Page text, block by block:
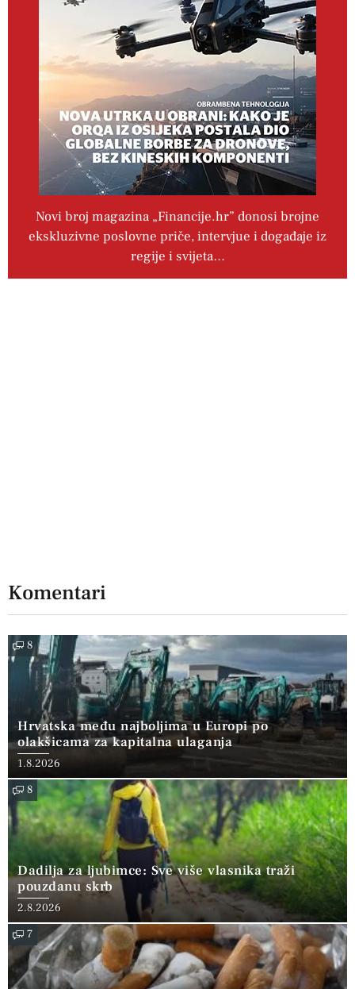
Novi broj magazina „Financije.hr” donosi brojne
ekskluzivne poslovne priče, intervjue i događaje iz
regije i svijeta…
Komentari
8
Hrvatska među najboljima u Europi po
olakšicama za kapitalna ulaganja
1.8.2026
8
Dadilja za ljubimce: Sve više vlasnika traži
pouzdanu skrb
2.8.2026
7